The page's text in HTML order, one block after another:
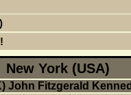
New York (USA)
John Fitzgerald